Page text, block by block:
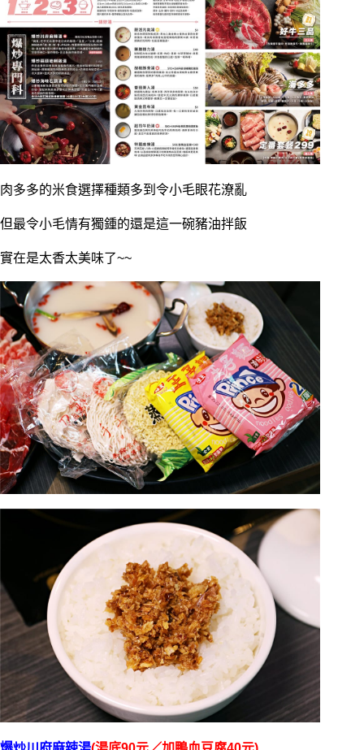
肉多多的米食選擇種類多到令小毛眼花潦亂
但最令小毛情有獨鍾的還是這一碗豬油拌飯
實在是太香太美味了~~